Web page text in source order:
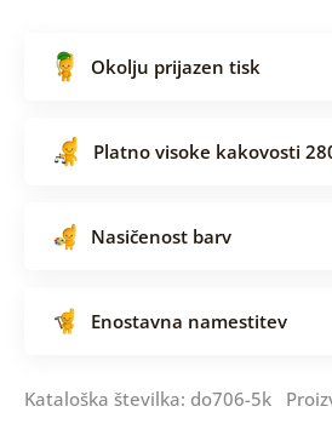
Okolju prijazen tisk
Platno visoke kakovosti
Nasičenost barv
Enostavna namestitev
Kataloška številka: do706-5k